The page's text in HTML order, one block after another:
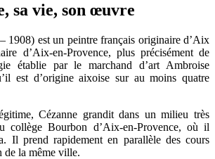
sa vie, son œuvre
1908) est un peintre français originaire d’Aix
d’Aix-en-Provence, plus précisément de
établie par le marchand d’art Ambroise
est d’origine aixoise sur au moins quatre
Cézanne grandit dans un milieu très
collège Bourbon d’Aix-en-Provence, où il
Il prend rapidement en parallèle des cours
de la même ville.